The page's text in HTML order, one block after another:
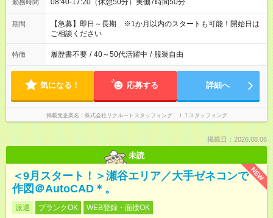
勤務時間 08:40-17:20（休憩50分）実働7時間50分
期間
【急募】即日～長期 ※1か月以内のスタートも可能！開始日は
ご相談ください
特徴 履歴書不要 / 40～50代活躍中 / 服装自由
気になる！ 応募する 詳細へ
掲載元企業名 株式会社リクルートスタッフィング ＩＴスタッフィング
掲載日：2026.08.06
未読
NEW
＜9月スタート！＞瀬谷エリア／大手ゼネコンで
作図＠AutoCAD＊。
派遣 ブランクOK WEB登録・面接OK